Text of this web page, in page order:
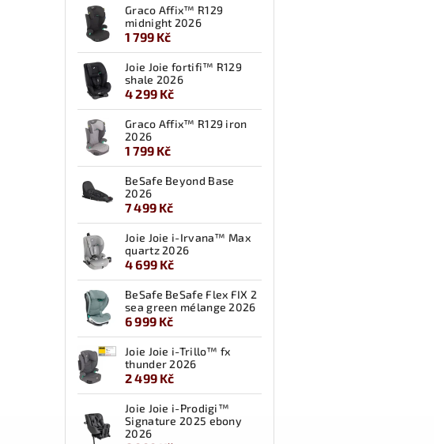
Graco Affix™ R129
midnight 2026
1 799 Kč
Joie Joie fortifi™ R129
shale 2026
4 299 Kč
Graco Affix™ R129 iron
2026
1 799 Kč
BeSafe Beyond Base
2026
7 499 Kč
Joie Joie i-Irvana™ Max
quartz 2026
4 699 Kč
BeSafe BeSafe Flex FIX 2
sea green mélange 2026
6 999 Kč
Joie Joie i-Trillo™ fx
thunder 2026
2 499 Kč
Joie Joie i-Prodigi™
Signature 2025 ebony
2026